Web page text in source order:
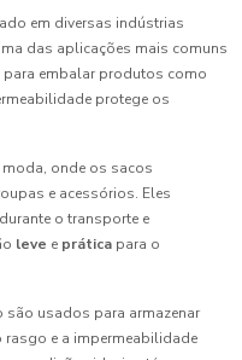
em diversas indústrias
das aplicações mais comuns
para embalar produtos como
protege os
moda, onde os sacos
e acessórios. Eles
o transporte e
leve e prática para o
usados para armazenar
rasgo e a impermeabilidade